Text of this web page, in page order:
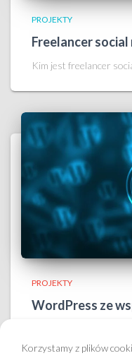
PROJEKTY
Freelancer social
Kim jest freelancer
PROJEKTY
WordPress ze
Korzystamy z plików